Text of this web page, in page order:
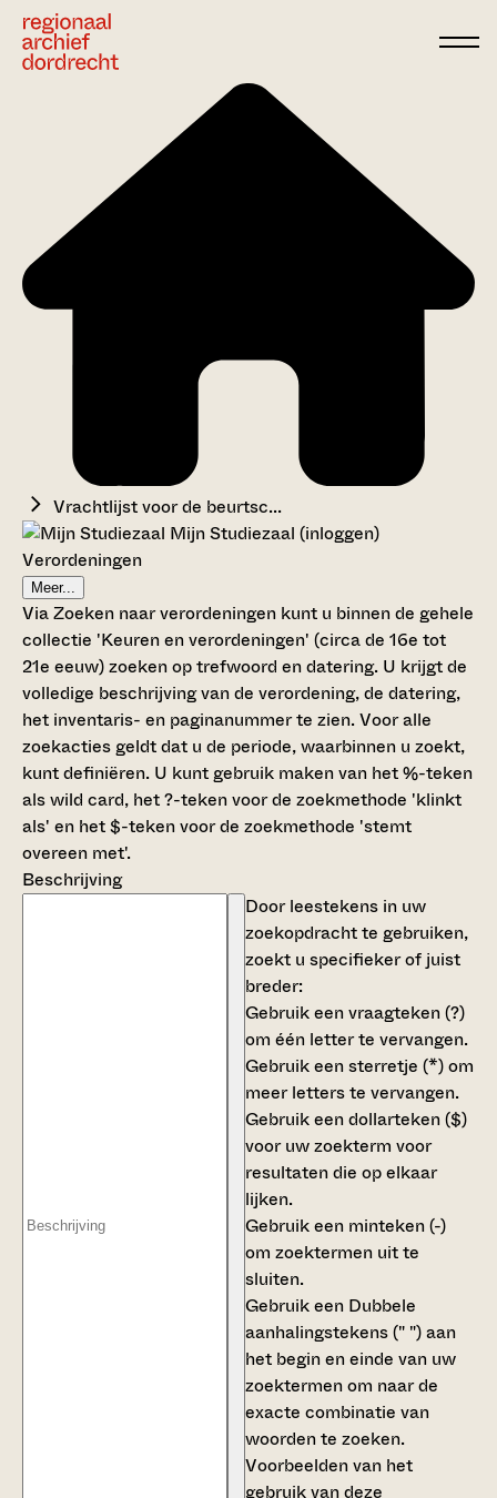
Vrachtlijst voor de beurtsc...
Mijn Studiezaal (inloggen)
Verordeningen
Meer...
Via Zoeken naar verordeningen kunt u binnen de gehele
collectie 'Keuren en verordeningen' (circa de 16e tot
21e eeuw) zoeken op trefwoord en datering. U krijgt de
volledige beschrijving van de verordening, de datering,
het inventaris- en paginanummer te zien. Voor alle
zoekacties geldt dat u de periode, waarbinnen u zoekt,
kunt definiëren. U kunt gebruik maken van het %-teken
als wild card, het ?-teken voor de zoekmethode 'klinkt
als' en het $-teken voor de zoekmethode 'stemt
overeen met'.
Beschrijving
Door leestekens in uw
zoekopdracht te gebruiken,
zoekt u specifieker of juist
breder:
Gebruik eenvraagteken (?)
om één letter te vervangen.
Gebruik eensterretje (*)om
meer letters te vervangen.
Gebruik eendollarteken ($)
voor uw zoekterm voor
resultaten die op elkaar
lijken.
Gebruik een minteken (-)
om zoektermen uit te
sluiten.
Gebruik een Dubbele
aanhalingstekens (" ")aan
het begin en einde van uw
zoektermen om naar de
exacte combinatie van
woorden te zoeken.
Voorbeelden van het
gebruik van deze